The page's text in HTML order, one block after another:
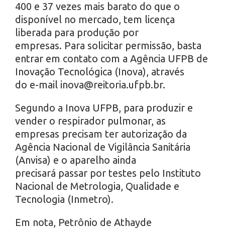
400 e 37 vezes mais barato do que o
disponível no mercado, tem licença
liberada para produção por
empresas. Para solicitar permissão, basta
entrar em contato com a Agência UFPB de
Inovação Tecnológica (Inova), através
do e-mail inova@reitoria.ufpb.br.
Segundo a Inova UFPB, para produzir e
vender o respirador pulmonar, as
empresas precisam ter autorização da
Agência Nacional de Vigilância Sanitária
(Anvisa) e o aparelho ainda
precisará passar por testes pelo Instituto
Nacional de Metrologia, Qualidade e
Tecnologia (Inmetro).
Em nota, Petrônio de Athayde